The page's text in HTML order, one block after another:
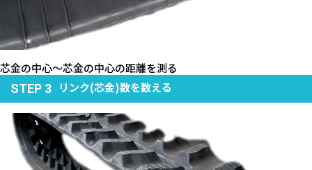
芯金の中心～芯金の中心の距離を測る
STEP 3
リンク(芯金)数を数える